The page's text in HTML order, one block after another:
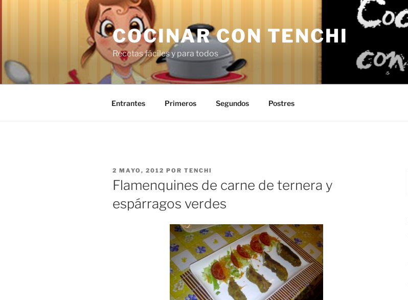
COCINAR CON TENCHI
Recetas fáciles y para todos
Entrantes Primeros Segundos Postres
PUBLICADO
EL
2 MAYO, 2012 POR TENCHI
Flamenquines de carne de ternera y
espárragos verdes